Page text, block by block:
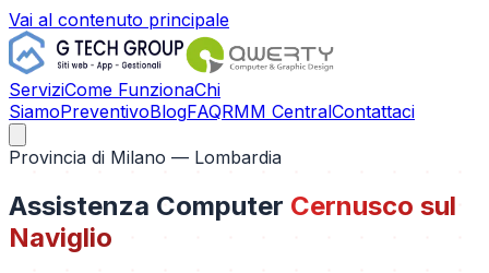
Vai al contenuto principale
ServiziCome FunzionaChi
SiamoPreventivoBlogFAQRMM CentralContattaci
Provincia di Milano — Lombardia
Assistenza Computer Cernusco sul
Naviglio